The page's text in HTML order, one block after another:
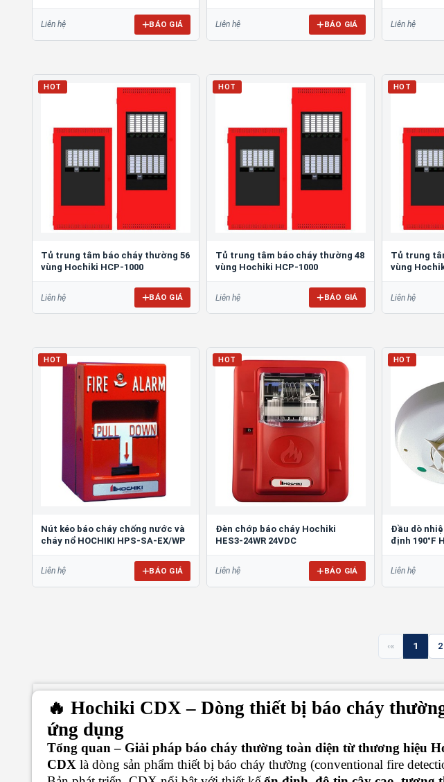
Liên hệ BÁO GIÁ Liên hệ BÁO GIÁ Liên hệ
HOT
Tủ trung tâm báo cháy thường 56
vùng Hochiki HCP-1000
Liên hệ BÁO GIÁ
HOT
Tủ trung tâm báo cháy thường 48
vùng Hochiki HCP-1000
Liên hệ BÁO GIÁ
HOT
Tủ trung
vùng
Liên hệ
HOT
Nút kéo báo cháy chống nước và
cháy nổ HOCHIKI HPS-SA-EX/WP
Liên hệ BÁO GIÁ
HOT
Đèn chớp báo cháy Hochiki
HES3-24WR 24VDC
Liên hệ BÁO GIÁ
HOT
Đầu dò
định 190°F
Liên hệ
« 1 2
🔥 Hochiki CDX – Dòng thiết bị báo cháy
ứng dụng
Tổng quan – Giải pháp báo cháy thường toàn diện từ thương hiệu
CDX là dòng sản phẩm thiết bị báo cháy thường (conventional fire